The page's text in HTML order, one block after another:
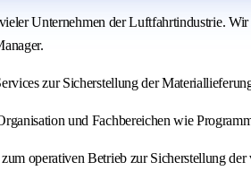
Unternehmen der Luftfahrtindustrie.
zur Sicherstellung der
und Fachbereichen wie
operativen Betrieb zur Sicherstellung